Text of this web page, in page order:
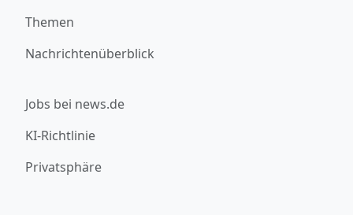
Themen
Nachrichtenüberblick
Jobs bei news.de
KI-Richtlinie
Privatsphäre